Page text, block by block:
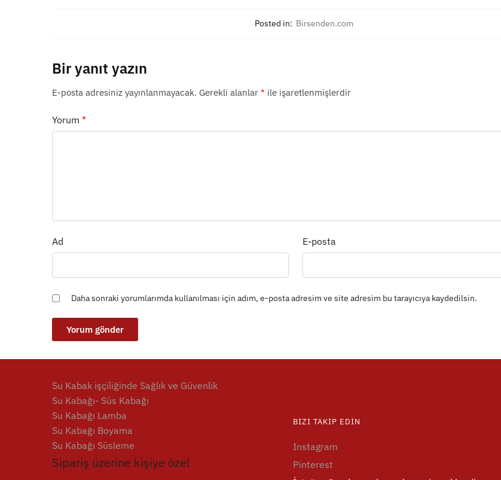
Posted in: Birsenden.com
Bir yanıt yazın
E-posta adresiniz yayınlanmayacak. Gerekli alanlar * ile işaretlenmişlerdir
Yorum *
Ad E-posta
Daha sonraki yorumlarımda kullanılması için adım, e-posta adresim ve site adresim bu tarayıcıya kaydedilsin.
Su Kabak işçiliğinde Sağlık ve Güvenlik
Su Kabağı- Süs Kabağı
Su Kabağı Lamba
Su Kabağı Boyama
Su Kabağı Süsleme
Sipariş üzerine kişiye özel
BIZI TAKIP EDIN
Instagram
Pinterest